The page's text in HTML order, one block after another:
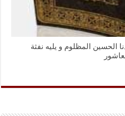
المظلوم و يليه نفثة